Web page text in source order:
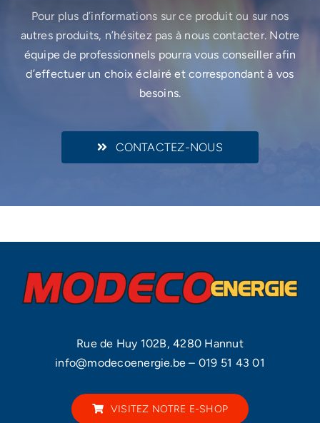
Pour plus d’informations sur ce produit ou sur nos
autres produits, n’hésitez pas à nous contacter. Notre
équipe de professionnels pourra vous conseiller afin
d’effectuer un choix éclairé et correspondant à vos
besoins.
CONTACTEZ-NOUS
Rue de Huy 102B, 4280 Hannut
info@modecoenergie.be – 019 51 43 01
VISITEZ NOTRE E-SHOP